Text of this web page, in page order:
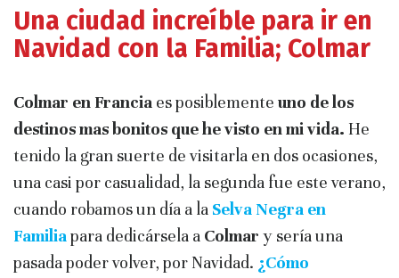
Una ciudad increíble para ir en
Navidad con la Familia; Colmar
Colmar en Francia es posiblemente uno de los
destinos mas bonitos que he visto en mi vida. He
tenido la gran suerte de visitarla en dos ocasiones,
una casi por casualidad, la segunda fue este verano,
cuando robamos un día a la Selva Negra en
Familiapara dedicársela a Colmar y sería una
pasada poder volver, por Navidad. ¿Cómo